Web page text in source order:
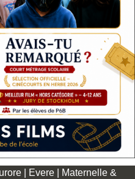
| Evere | Maternelle &